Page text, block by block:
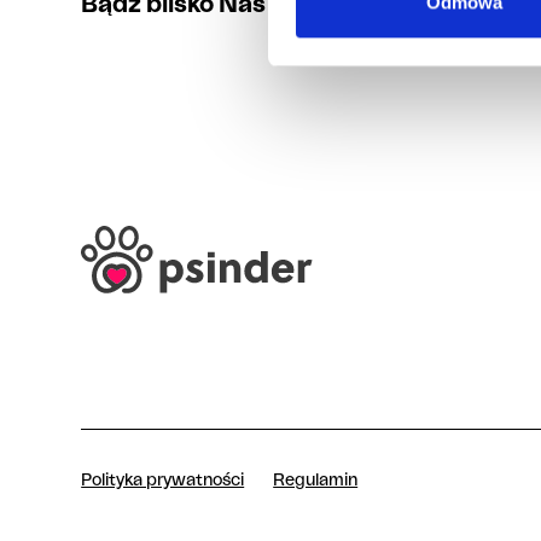
Bądź blisko Nas i naszych Psów -
Polityka prywatności Regulamin